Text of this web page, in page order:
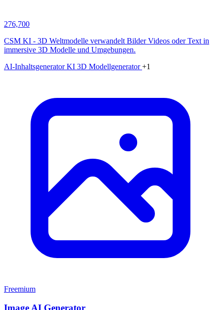
276,700
CSM KI - 3D Weltmodelle verwandelt Bilder Videos oder Text in
immersive 3D Modelle und Umgebungen.
AI-InhaltsgeneratorKI 3D Modellgenerator+1
Freemium
Image AI Generator